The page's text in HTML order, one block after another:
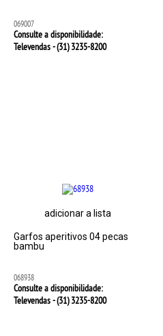
069007
Consulte a disponibilidade:
Televendas - (31)3235-8200
adicionar a lista
Garfos aperitivos 04 pecas
bambu
068938
Consulte a disponibilidade:
Televendas - (31)3235-8200